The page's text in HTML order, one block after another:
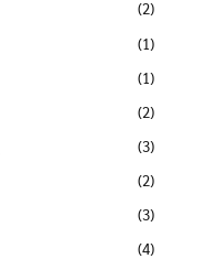
(2)
(1)
(1)
(2)
(3)
(2)
(3)
(4)